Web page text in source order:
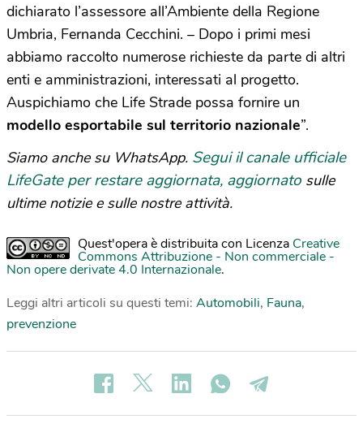
dichiarato l’assessore all’Ambiente della Regione
Umbria, Fernanda Cecchini. – Dopo i primi mesi
abbiamo raccolto numerose richieste da parte di altri
enti e amministrazioni, interessati al progetto.
Auspichiamo che Life Strade possa fornire un
modello esportabile sul territorio nazionale”.
Siamo anche su WhatsApp. Segui il canale ufficiale
LifeGate per restare aggiornata, aggiornato sulle
ultime notizie e sulle nostre attività.
Quest'opera è distribuita con Licenza Creative
Commons Attribuzione - Non commerciale -
Non opere derivate 4.0 Internazionale.
Leggi altri articoli su questi temi: Automobili, Fauna,
prevenzione